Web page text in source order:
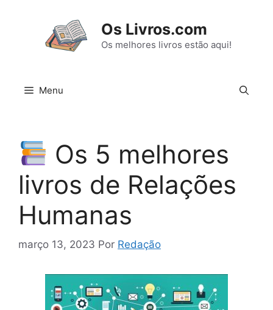
Os Livros.com
Os melhores livros estão aqui!
Menu
Os 5 melhores
livros de Relações
Humanas
março 13, 2023 Por Redação